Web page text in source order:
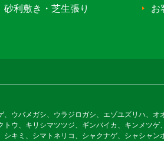
砂利敷き・芝生張り
お
ウバメガシ、ウラジロガシ、エゾユズリハ、
ウ、キリシマツツジ、ギンバイカ、キンメツ
キミ、シマトネリコ、シャクナゲ、シャシャ